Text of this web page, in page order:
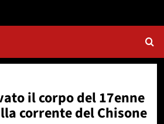
il corpo del 17enne
corrente del Chisone